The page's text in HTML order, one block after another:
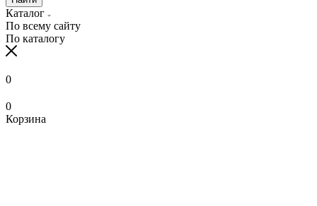
Каталог
По всему сайту
По каталогу
0
0
Корзина